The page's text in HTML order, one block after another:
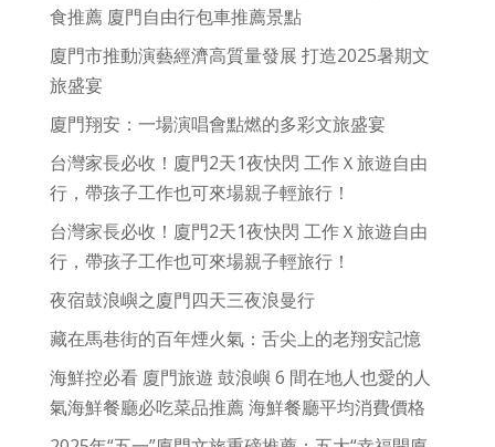
食推薦 廈門自由行包車推薦景點
廈門市推動演藝經濟高質量發展 打造2025暑期文
旅盛宴
廈門翔安：一場演唱會點燃的多彩文旅盛宴
台灣家長必收！廈門2天1夜快閃 工作Ｘ旅遊自由
行，帶孩子工作也可來場親子輕旅行！
台灣家長必收！廈門2天1夜快閃 工作Ｘ旅遊自由
行，帶孩子工作也可來場親子輕旅行！
夜宿鼓浪嶼之廈門四天三夜浪曼行
藏在馬巷街的百年煙火氣：舌尖上的老翔安記憶
海鮮控必看 廈門旅遊 鼓浪嶼 6 間在地人也愛的人
氣海鮮餐廳必吃菜品推薦 海鮮餐廳平均消費價格